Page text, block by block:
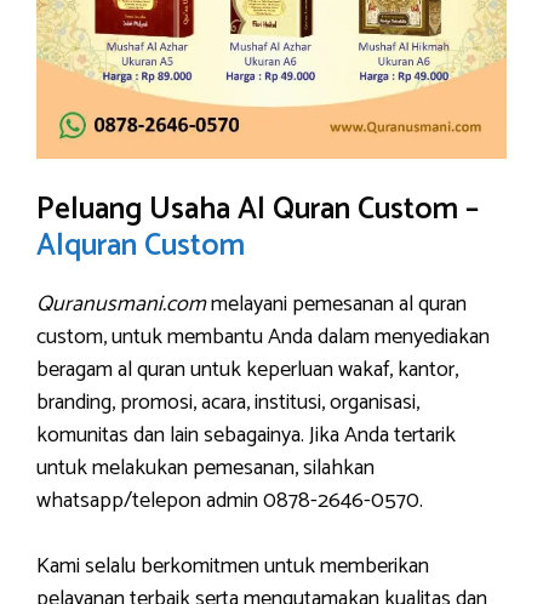
Peluang Usaha Al Quran Custom –
Alquran Custom
Quranusmani.commelayani pemesanan al quran
custom, untuk membantu Anda dalam menyediakan
beragam al quran untuk keperluan wakaf, kantor,
branding, promosi, acara, institusi, organisasi,
komunitas dan lain sebagainya. Jika Anda tertarik
untuk melakukan pemesanan, silahkan
whatsapp/telepon admin 0878-2646-0570.
Kami selalu berkomitmen untuk memberikan